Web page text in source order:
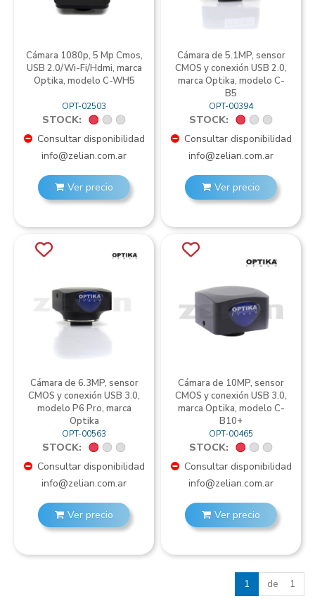
Cámara 1080p, 5 Mp Cmos,
USB 2.0/Wi-Fi/Hdmi, marca
Optika, modelo C-WH5
OPT-02503
STOCK:
Consultar disponibilidad
info@zelian.com.ar
Ver precio
Cámara de 5.1MP, sensor
CMOS y conexión USB 2.0,
marca Optika, modelo C-
B5
OPT-00394
STOCK:
Consultar disponibilidad
info@zelian.com.ar
Ver precio
Cámara de 6.3MP, sensor
CMOS y conexión USB 3.0,
modelo P6 Pro, marca
Optika
OPT-00563
STOCK:
Consultar disponibilidad
info@zelian.com.ar
Ver precio
Cámara de 10MP, sensor
CMOS y conexión USB 3.0,
marca Optika, modelo C-
B10+
OPT-00465
STOCK:
Consultar disponibilidad
info@zelian.com.ar
Ver precio
1 de 1